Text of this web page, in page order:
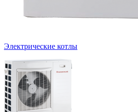
Электрические котлы